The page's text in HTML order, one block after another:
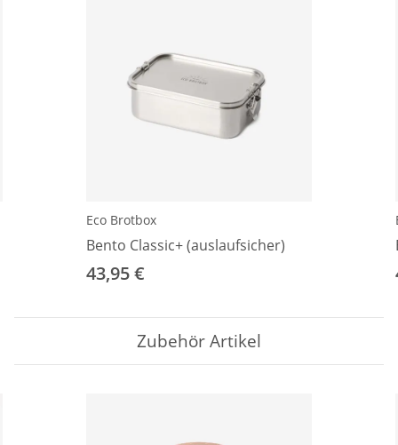
Eco Brotbox
Bento Classic+ (auslaufsicher)
43,95 €
Zubehör Artikel